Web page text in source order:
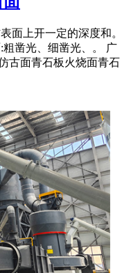
面上开一定的深度和。
凿光、细凿光、。 广
古面青石板火烧面青石